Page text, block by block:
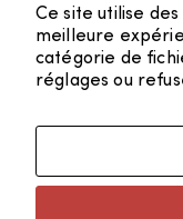
FAIRE UN
Ce site utilise
meilleure
catégorie de
réglages ou